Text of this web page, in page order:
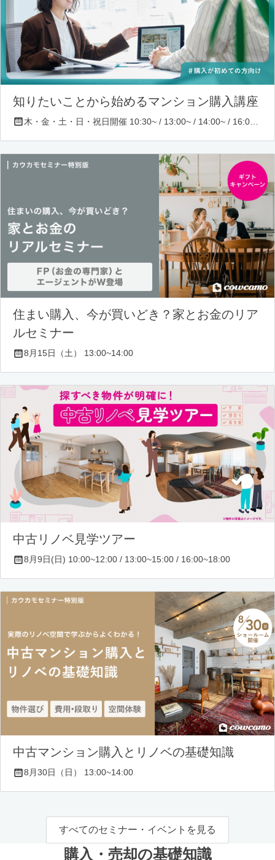
知りたいことから始めるマンション購入講座
住まい購入、今が買いどき？家とお金のリア
ルセミナー
8月15日（土） 13:00~14:00
中古リノベ見学ツアー
8月9日(日) 10:00~12:00 / 13:00~15:00 / 16:00~18:00
中古マンション購入とリノベの基礎知識
8月30日（日） 13:00~14:00
すべてのセミナー・イベントを見る
購入・売却の基礎知識